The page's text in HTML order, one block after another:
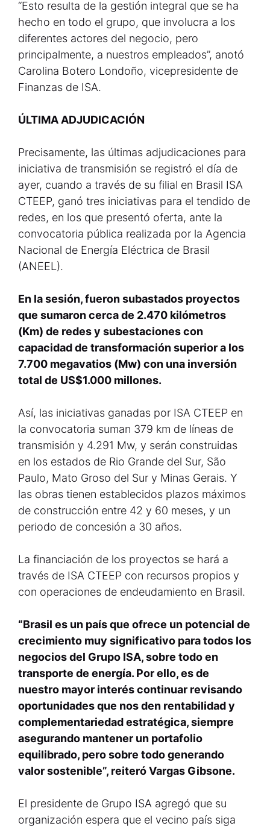
“Esto resulta de la gestión integral que se ha
hecho en todo el grupo, que involucra a los
diferentes actores del negocio, pero
principalmente, a nuestros empleados”, anotó
Carolina Botero Londoño, vicepresidente de
Finanzas de ISA.
ÚLTIMA ADJUDICACIÓN
Precisamente, las últimas adjudicaciones para
iniciativa de transmisión se registró el día de
ayer, cuando a través de su filial en Brasil ISA
CTEEP, ganó tres iniciativas para el tendido de
redes, en los que presentó oferta, ante la
convocatoria pública realizada por la Agencia
Nacional de Energía Eléctrica de Brasil
(ANEEL).
En la sesión, fueron subastados proyectos
que sumaron cerca de 2.470 kilómetros
(Km) de redes y subestaciones con
capacidad de transformación superior a los
7.700 megavatios (Mw) con una inversión
total de US$1.000 millones.
Así, las iniciativas ganadas por ISA CTEEP en
la convocatoria suman 379 km de líneas de
transmisión y 4.291 Mw, y serán construidas
en los estados de Rio Grande del Sur, São
Paulo, Mato Groso del Sur y Minas Gerais. Y
las obras tienen establecidos plazos máximos
de construcción entre 42 y 60 meses, y un
periodo de concesión a 30 años.
La financiación de los proyectos se hará a
través de ISA CTEEP con recursos propios y
con operaciones de endeudamiento en Brasil.
“Brasil es un país que ofrece un potencial de
crecimiento muy significativo para todos los
negocios del Grupo ISA, sobre todo en
transporte de energía. Por ello, es de
nuestro mayor interés continuar revisando
oportunidades que nos den rentabilidad y
complementariedad estratégica, siempre
asegurando mantener un portafolio
equilibrado, pero sobre todo generando
valor sostenible”, reiteró Vargas Gibsone.
El presidente de Grupo ISA agregó que su
organización espera que el vecino país siga